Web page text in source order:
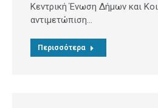
Κεντρική Ένωση Δήμων και
αντιμετώπιση…
Περισσότερα